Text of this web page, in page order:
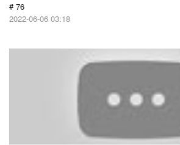
# 76
2022-06-06 03:18